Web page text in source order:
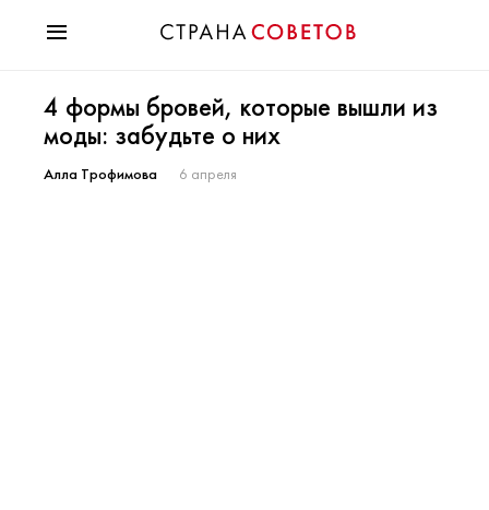
Мода
Звезды
Гороскопы
4 формы бровей, которые вышли из
моды: забудьте о них
Алла Трофимова 6 апреля